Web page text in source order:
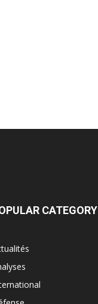
CATEGORY